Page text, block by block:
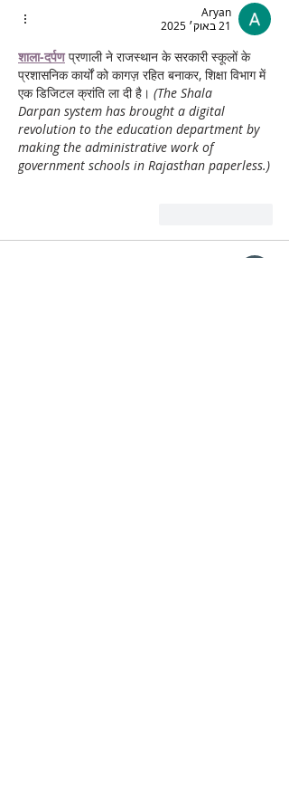
Aryan
21 באוק׳ 2025
शाला-दर्पण प्रणाली ने राजस्थान के सरकारी स्कूलों के
प्रशासनिक कार्यों को कागज़ रहित बनाकर, शिक्षा विभाग में
एक डिजिटल क्रांति ला दी है। (The Shala
Darpan system has brought a digital
revolution to the education department by
making the administrative work of
government schools in Rajasthan paperless.)